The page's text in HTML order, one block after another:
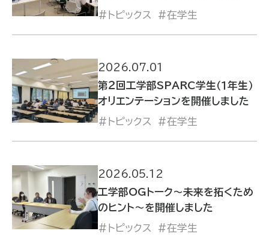
た トピックス 在学生
2026.07.01
第２回工学部SPARC学生（１年生）
オリエンテーションを開催しました
トピックス
在学生
2026.05.12
工学部OGトーク～未来を拓くため
のヒント～を開催しました
トピックス
在学生